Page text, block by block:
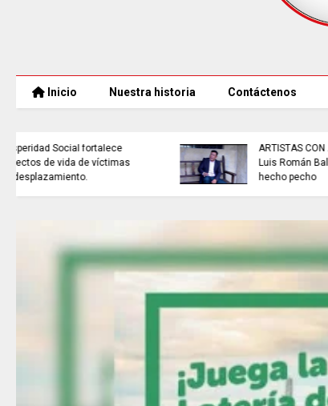
Inicio Nuestra historia Contáctenos
ExpoEmpleo SENA Joven 2026,
1.220 disponibles para